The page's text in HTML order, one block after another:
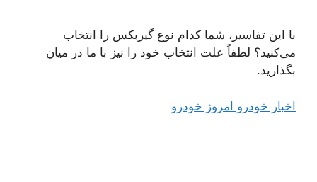
با این تفاسیر، شما کدام نوع گیربکس را انتخاب
می‌کنید؟ لطفاً علت انتخاب خود را نیز با ما در میان
بگذارید.
اخبار خودرو امروز خودرو